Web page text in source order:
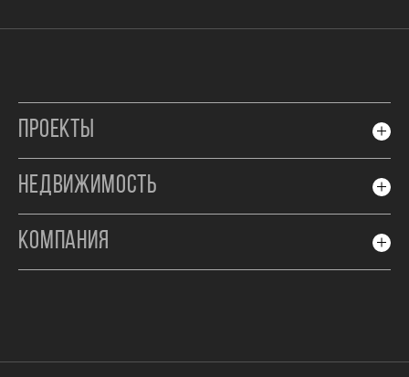
ПРОЕКТЫ
НЕДВИЖИМОСТЬ
КОМПАНИЯ